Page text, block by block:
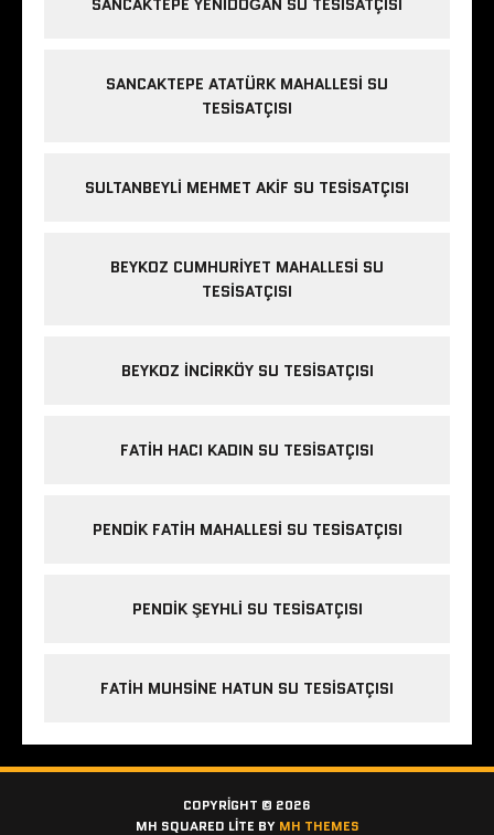
SANCAKTEPE ATATÜRK MAHALLESI SU
TESISATÇISI
SULTANBEYLI MEHMET AKIF SU TESISATÇISI
BEYKOZ CUMHURIYET MAHALLESI SU
TESISATÇISI
BEYKOZ INCIRKÖY SU TESISATÇISI
FATIH HACI KADIN SU TESISATÇISI
PENDIK FATIH MAHALLESI SU TESISATÇISI
PENDIK ŞEYHLI SU TESISATÇISI
FATIH MUHSINE HATUN SU TESISATÇISI
COPYRIGHT © 2026
MH SQUARED LITE BY MH THEMES